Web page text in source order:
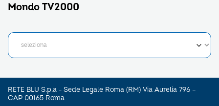
Mondo TV2000
RETE BLU S.p.a - Sede Legale Roma (RM) Via Aurelia 796 –
CAP 00165 Roma